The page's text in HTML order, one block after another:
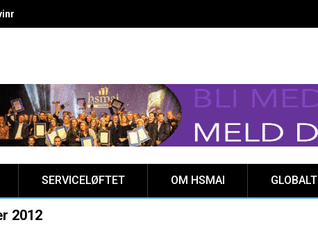
kåret på Clarion Hotel The HUB
SERVICELØFTET OM HSMAI GLOBALT
2012